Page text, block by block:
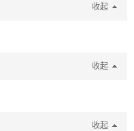
收起
收起
收起